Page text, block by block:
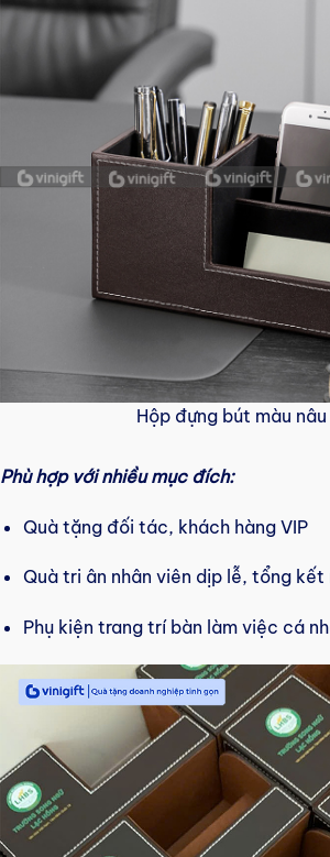
Hộp đựng bút màu nâu
Phù hợp với nhiều mục đích:
Quà tặng đối tác, khách hàng VIP
Quà tri ân nhân viên dịp lễ, tổng kết
Phụ kiện trang trí bàn làm việc cá